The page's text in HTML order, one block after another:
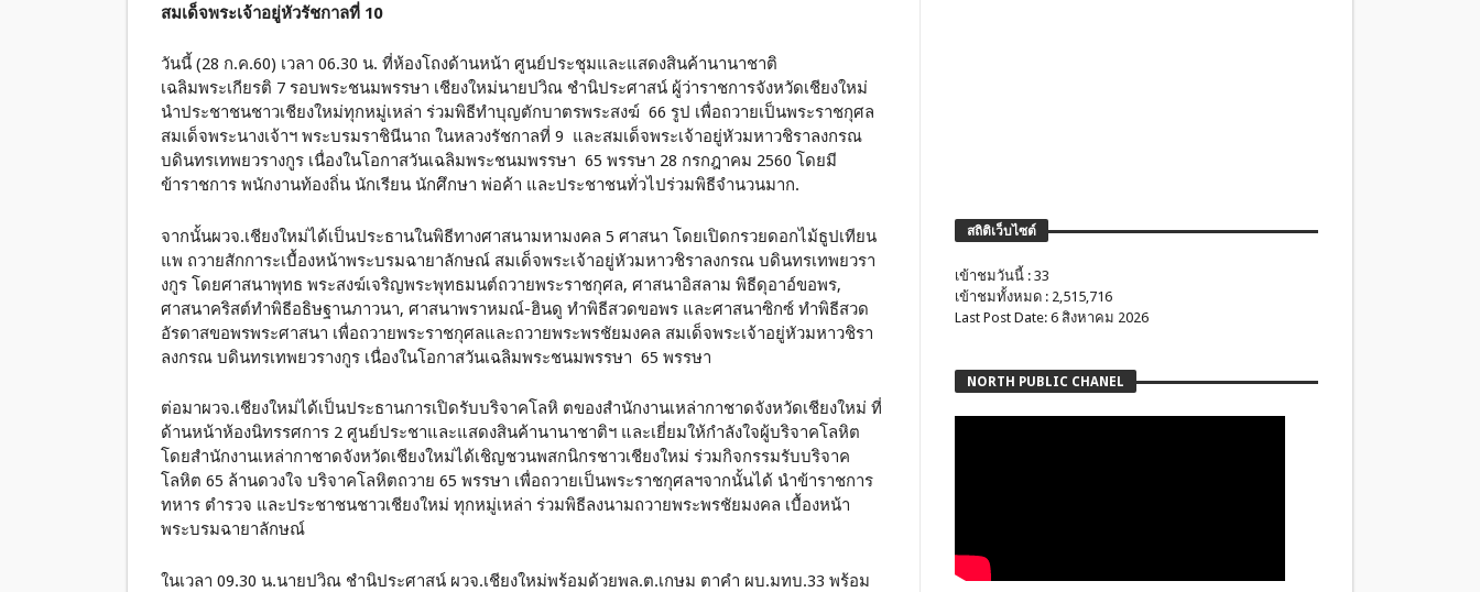
สมเด็จพระเจ้าอยู่หัวรัชกาลที่ 10
วันนี้ (28 ก.ค.60) เวลา 06.30 น. ที่ห้องโถงด้านหน้า ศูนย์ประชุมและแสดงสินค้านานาชาติ
เฉลิมพระเกียรติ 7 รอบพระชนมพรรษา เชียงใหม่นายปวิณ ชำนิประศาสน์ ผู้ว่าราชการจังหวัดเชียงใหม่
นำประชาชนชาวเชียงใหม่ทุกหมู่เหล่า ร่วมพิธีทำบุญตักบาตรพระสงฆ์ 66 รูป เพื่อถวายเป็นพระราชกุศล
สมเด็จพระนางเจ้าฯ พระบรมราชินีนาถ ในหลวงรัชกาลที่ 9 และสมเด็จพระเจ้าอยู่หัวมหาวชิราลงกรณ
บดินทรเทพยวรางกูร เนื่องในโอกาสวันเฉลิมพระชนมพรรษา 65 พรรษา 28 กรกฎาคม 2560 โดยมี
ข้าราชการ พนักงานท้องถิ่น นักเรียน นักศึกษา พ่อค้า และประชาชนทั่วไปร่วมพิธีจำนวนมาก.
จากนั้นผวจ.เชียงใหม่ได้เป็นประธานในพิธีทางศาสนามหามงคล 5 ศาสนา โดยเปิดกรวยดอกไม้ธูปเทียน
แพ ถวายสักการะเบื้องหน้าพระบรมฉายาลักษณ์ สมเด็จพระเจ้าอยู่หัวมหาวชิราลงกรณ บดินทรเทพยวรา
งกูร โดยศาสนาพุทธ พระสงฆ์เจริญพระพุทธมนต์ถวายพระราชกุศล, ศาสนาอิสลาม พิธีดุอาอ์ขอพร,
ศาสนาคริสต์ทำพิธีอธิษฐานภาวนา, ศาสนาพราหมณ์-ฮินดู ทำพิธีสวดขอพร และศาสนาซิกซ์ ทำพิธีสวด
อัรดาสขอพรพระศาสนา เพื่อถวายพระราชกุศลและถวายพระพรชัยมงคล สมเด็จพระเจ้าอยู่หัวมหาวชิรา
ลงกรณ บดินทรเทพยวรางกูร เนื่องในโอกาสวันเฉลิมพระชนมพรรษา 65 พรรษา
ต่อมาผวจ.เชียงใหม่ได้เป็นประธานการเปิดรับบริจาคโลหิ ตของสำนักงานเหล่ากาชาดจังหวัดเชียงใหม่ ที่
ด้านหน้าห้องนิทรรศการ 2 ศูนย์ประชาและแสดงสินค้านานาชาติฯ และเยี่ยมให้กำลังใจผู้บริจาคโลหิต
โดยสำนักงานเหล่ากาชาดจังหวัดเชียงใหม่ได้เชิญชวนพสกนิกรชาวเชียงใหม่ ร่วมกิจกรรมรับบริจาค
โลหิต 65 ล้านดวงใจ บริจาคโลหิตถวาย 65 พรรษา เพื่อถวายเป็นพระราชกุศลฯจากนั้นได้ นำข้าราชการ
ทหาร ตำรวจ และประชาชนชาวเชียงใหม่ ทุกหมู่เหล่า ร่วมพิธีลงนามถวายพระพรชัยมงคล เบื้องหน้า
พระบรมฉายาลักษณ์
ในเวลา 09.30 น.นายปวิณ ชำนิประศาสน์ ผวจ.เชียงใหม่พร้อมด้วยพล.ต.เกษม ตาคำ ผบ.มทบ.33 พร้อม
สถิติเว็บไซต์
เข้าชมวันนี้ : 33
เข้าชมทั้งหมด : 2,515,716
Last Post Date: 6 สิงหาคม 2026
NORTH PUBLIC CHANEL